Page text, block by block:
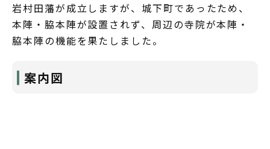
岩村田藩が成立しますが、城下町であったため、
本陣・脇本陣が設置されず、周辺の寺院が本陣・
脇本陣の機能を果たしました。
案内図